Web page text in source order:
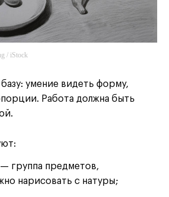
/ iStock
умение видеть форму,
Работа должна быть
группа предметов,
нарисовать с натуры;